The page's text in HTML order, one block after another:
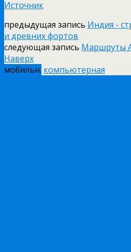
Источник
предыдущая запись Индия -
и древних фортов
следующая запись Маршруты
Наверх
мобильн. компьютерная